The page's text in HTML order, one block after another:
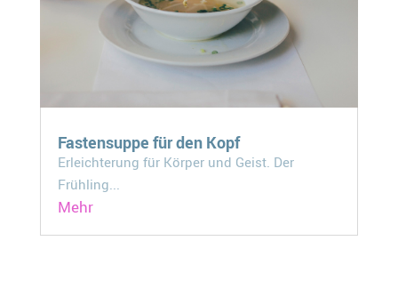
Fastensuppe für den Kopf
Erleichterung für Körper und Geist. Der
Frühling...
Mehr